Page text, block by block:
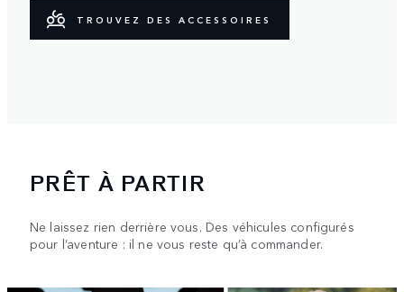
TROUVEZ DES ACCESSOIRES
PRÊT À PARTIR
Ne laissez rien derrière vous. Des véhicules configurés
pour l’aventure : il ne vous reste qu’à commander.